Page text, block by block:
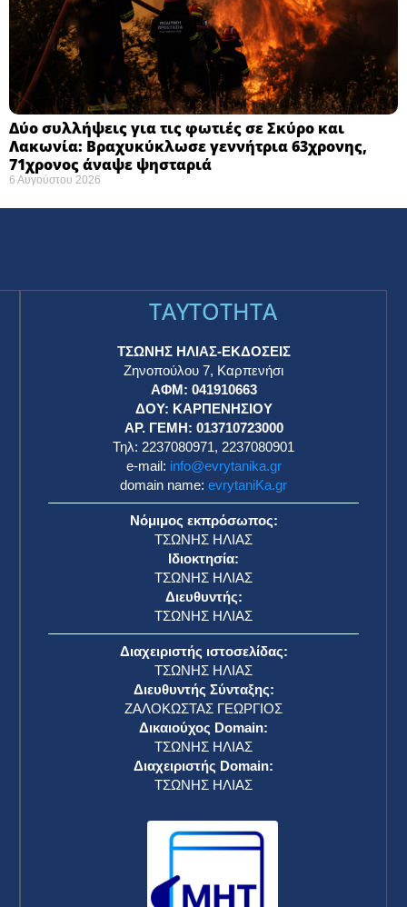
Δύο συλλήψεις για τις φωτιές σε Σκύρο και
Λακωνία: Βραχυκύκλωσε γεννήτρια 63χρονης,
71χρονος άναψε ψησταριά
6 Αυγούστου 2026
TAYTOTHTA
ΤΣΩΝΗΣ ΗΛΙΑΣ-ΕΚΔΟΣΕΙΣ
Ζηνοπούλου 7, Καρπενήσι
ΑΦΜ: 041910663
ΔΟΥ: ΚΑΡΠΕΝΗΣΙΟΥ
ΑΡ. ΓΕΜΗ: 013710723000
Τηλ: 2237080971, 2237080901
e-mail: info@evrytanika.gr
domain name: evrytaniKa.gr
Νόμιμος εκπρόσωπος:
ΤΣΩΝΗΣ ΗΛΙΑΣ
Ιδιοκτησία:
ΤΣΩΝΗΣ ΗΛΙΑΣ
Διευθυντής:
ΤΣΩΝΗΣ ΗΛΙΑΣ
Διαχειριστής ιστοσελίδας:
ΤΣΩΝΗΣ ΗΛΙΑΣ
Διευθυντής Σύνταξης:
ΖΑΛΟΚΩΣΤΑΣ ΓΕΩΡΓΙΟΣ
Δικαιούχος Domain:
ΤΣΩΝΗΣ ΗΛΙΑΣ
Διαχειριστής Domain:
ΤΣΩΝΗΣ ΗΛΙΑΣ